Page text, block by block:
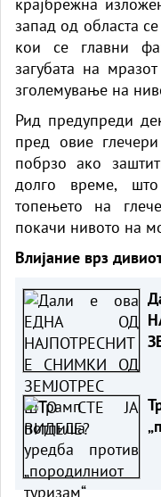
запад од областа се
кои се главни
загубата на
зголемување на
Рид предупреди
пред овие
побрзо ако
долго време,
топењето на
покачи нивото на
Влијание врз